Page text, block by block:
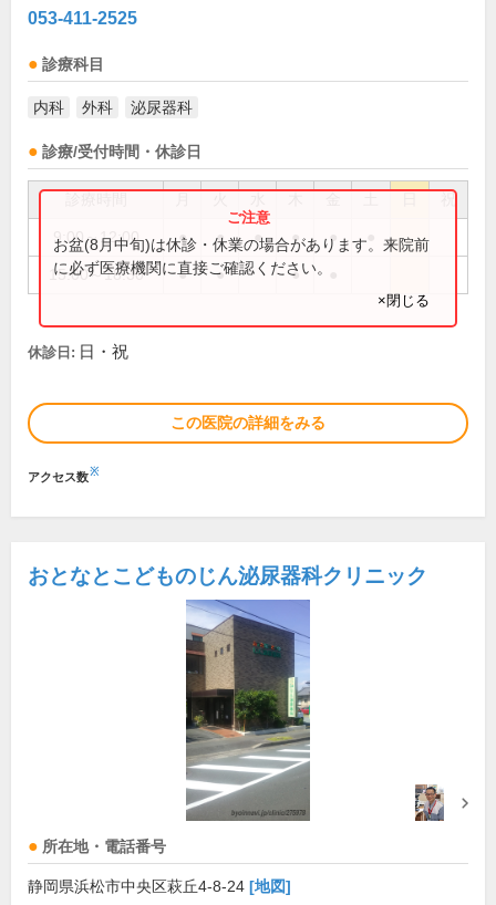
053-411-2525
診療科目
内科 外科 泌尿器科
診療/受付時間・休診日
祝
9:00～12:00 ● ● ● ● ●
15:00～18:30 ● ● ●
お盆(8月中旬)は休診・休業の場合があります。来院前
に必ず医療機関に直接ご確認ください。
×閉じる
休診日: 日・祝
この医院の詳細をみる
アクセス数※
おとなとこどものじん泌尿器科クリニック
所在地・電話番号
静岡県浜松市中央区萩丘4-8-24 [地図]